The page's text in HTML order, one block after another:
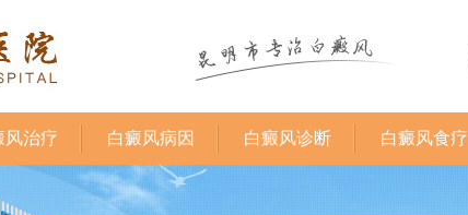
风治疗 白癜风病因 白癜风诊断 白癜风食疗